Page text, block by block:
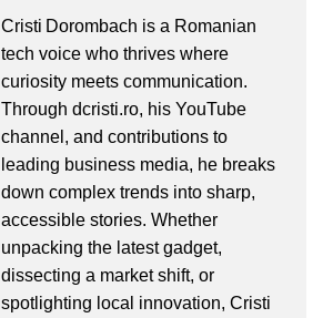
Cristi Dorombach is a Romanian
tech voice who thrives where
curiosity meets communication.
Through dcristi.ro, his YouTube
channel, and contributions to
leading business media, he breaks
down complex trends into sharp,
accessible stories. Whether
unpacking the latest gadget,
dissecting a market shift, or
spotlighting local innovation, Cristi